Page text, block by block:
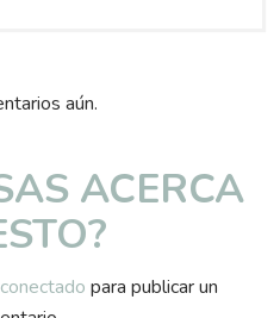
aún.
ACERCA
conectado para publicar un